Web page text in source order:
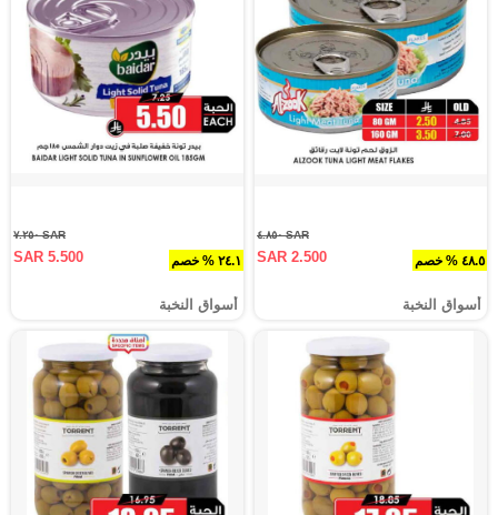
٤٨.٥ % خصم
SAR ٤.٨٥٠
SAR 2.500
أسواق النخبة
٢٤.١ % خصم
SAR ٧.٢٥٠
SAR 5.500
أسواق النخبة